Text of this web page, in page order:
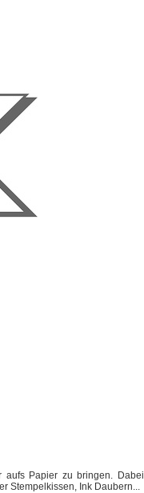
aufs Papier zu bringen. Dabei
Stempelkissen, Ink Daubern...